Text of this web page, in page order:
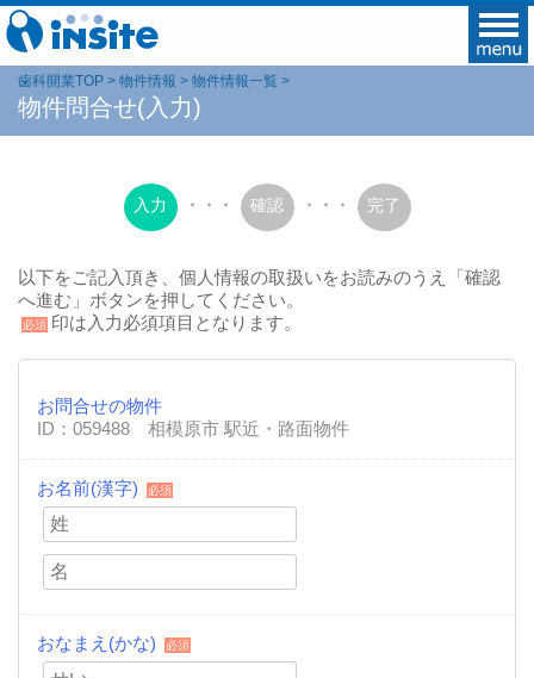
歯科開業TOP 物件情報 物件情報一覧
物件問合せ(入力)
入力 ・・・ 確認 ・・・ 完了
以下をご記入頂き、個人情報の取扱いをお読みのうえ「確認
へ進む」ボタンを押してください。
必須 印は入力必須項目となります。
お問合せの物件
ID：059488 相模原市 駅近・路面物件
お名前(漢字) 必須
おなまえ(かな) 必須